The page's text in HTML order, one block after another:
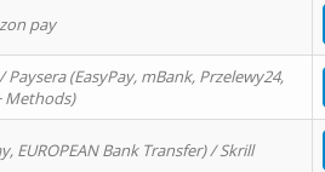
pay
Paysera (EasyPay, mBank, Przelewy24,
Methods)
EUROPEAN Bank Transfer) / Skrill